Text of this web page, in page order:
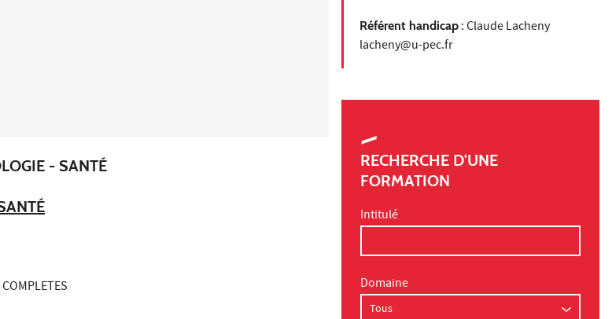
- SANTÉ
Référent handicap : Claude Lacheny
lacheny@u-pec.fr
RECHERCHE D'UNE
FORMATION
Intitulé
Domaine